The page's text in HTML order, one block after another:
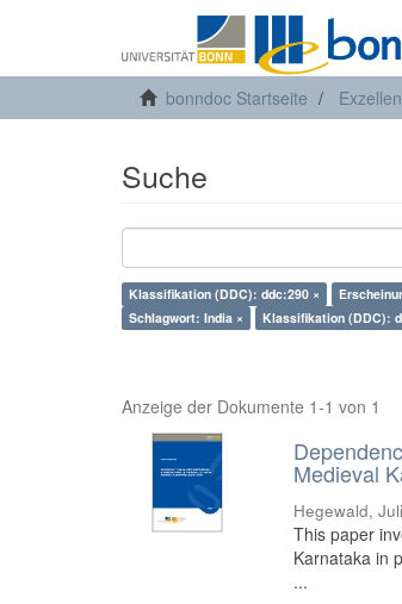
bonndoc Startseite
Suche
Klassifikation (DDC): ddc:290 ×
Schlagwort: India ×
Klassifikation (DDC):
Anzeige der Dokumente 1-1 von 1
Medieval
Hegewald,
This paper
Karnataka in
...